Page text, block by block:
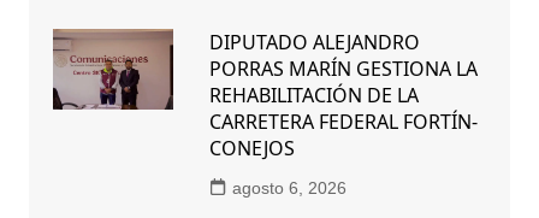
DIPUTADO ALEJANDRO
PORRAS MARÍN GESTIONA LA
REHABILITACIÓN DE LA
CARRETERA FEDERAL FORTÍN-
CONEJOS
agosto 6, 2026